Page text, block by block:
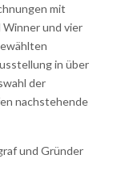
mit
Winner und vier
in über
der
nachstehende
und Gründer